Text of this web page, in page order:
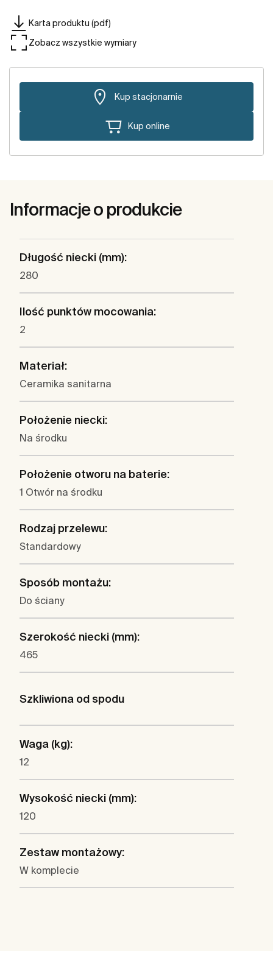
Karta produktu (pdf)
Zobacz wszystkie wymiary
Kup stacjonarnie
Kup online
Informacje o produkcie
Długość niecki (mm):
280
Ilość punktów mocowania:
2
Materiał:
Ceramika sanitarna
Położenie niecki:
Na środku
Położenie otworu na baterie:
1 Otwór na środku
Rodzaj przelewu:
Standardowy
Sposób montażu:
Do ściany
Szerokość niecki (mm):
465
Szkliwiona od spodu
Waga (kg):
12
Wysokość niecki (mm):
120
Zestaw montażowy:
W komplecie